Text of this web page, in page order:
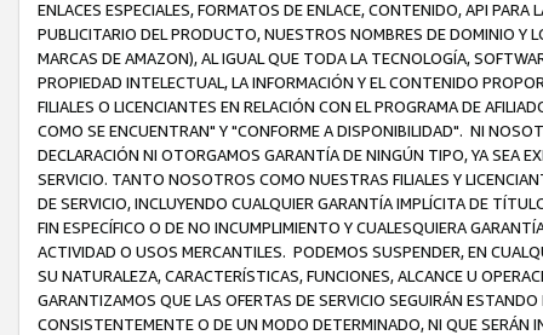
ENLACES ESPECIALES, FORMATOS DE ENLACE, CONTENIDO, API
PUBLICITARIO DEL PRODUCTO, NUESTROS NOMBRES DE DOMINIO Y
MARCAS DE AMAZON), AL IGUAL QUE TODA LA TECNOLOGÍA,
PROPIEDAD INTELECTUAL, LA INFORMACIÓN Y EL CONTENIDO
FILIALES O LICENCIANTES EN RELACIÓN CON EL PROGRAMA DE
COMO SE ENCUENTRAN" Y "CONFORME A DISPONIBILIDAD". NI
DECLARACIÓN NI OTORGAMOS GARANTÍA DE NINGÚN TIPO, YA SEA
SERVICIO. TANTO NOSOTROS COMO NUESTRAS FILIALES Y
DE SERVICIO, INCLUYENDO CUALQUIER GARANTÍA IMPLÍCITA DE
FIN ESPECÍFICO O DE NO INCUMPLIMIENTO Y CUALESQUIERA
ACTIVIDAD O USOS MERCANTILES. PODEMOS SUSPENDER, EN
SU NATURALEZA, CARACTERÍSTICAS, FUNCIONES, ALCANCE U
GARANTIZAMOS QUE LAS OFERTAS DE SERVICIO SEGUIRÁN
CONSISTENTEMENTE O DE UN MODO DETERMINADO, NI QUE SERÁN